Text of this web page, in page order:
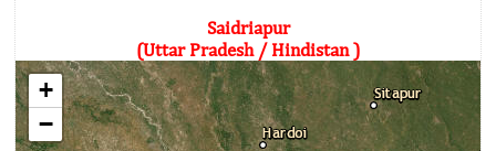
Saidriapur
(Uttar Pradesh / Hindistan )
+
−